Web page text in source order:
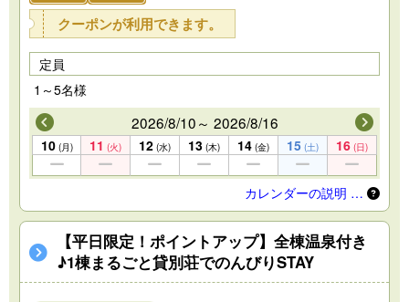
クーポンが利用できます。
定員
1～5名様
2026/8/10～ 2026/8/16
10 (月) 11 (火) 12 (水) 13 (木) 14 (金) 15 (土) 16 (日)
カレンダーの説明 …
【平日限定！ポイントアップ】全棟温泉付き
♪1棟まるごと貸別荘でのんびりSTAY